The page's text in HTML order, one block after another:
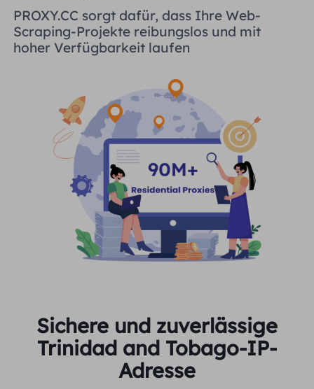
PROXY.CC sorgt dafür, dass Ihre Web-
Scraping-Projekte reibungslos und mit
hoher Verfügbarkeit laufen
Sichere und zuverlässige
Trinidad and Tobago-IP-
Adresse